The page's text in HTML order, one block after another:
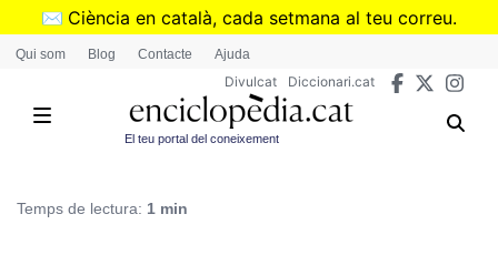
Vés
✉️ Ciència en català, cada setmana al teu correu.
➜Subscriu-te al butlletí de Divulcat
Qui som Blog Contacte Ajuda
Divulcat Diccionari.cat
El teu portal del coneixement
Temps de lectura: 1 min